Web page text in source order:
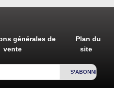
générales de
vente
Plan du
site